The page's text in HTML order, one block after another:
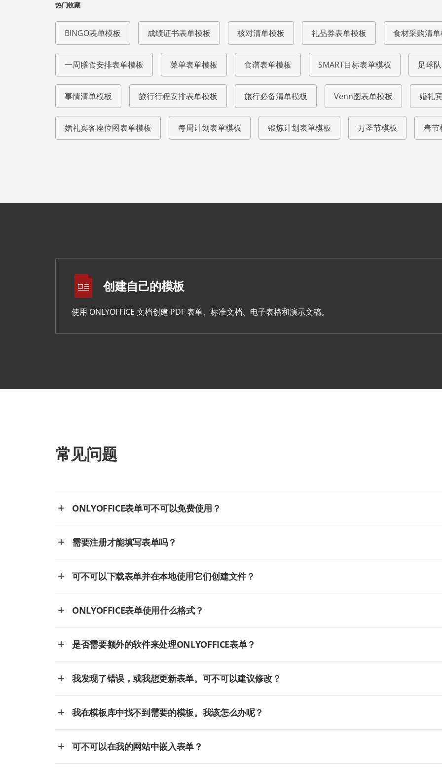
热门收藏
BINGO表单模板 成绩证书表单模板 核对清单模板 礼品券表单模板 食材采购清
一周膳食安排表单模板 菜单表单模板 食谱表单模板 SMART目标表单模板 足球
事情清单模板 旅行行程安排表单模板 旅行必备清单模板 Venn图表单模板 婚礼
婚礼宾客座位图表单模板 每周计划表单模板 锻炼计划表单模板 万圣节模板 春节
创建自己的模板
使用 ONLYOFFICE 文档创建 PDF 表单、标准文档、电子表格和演示文稿。
常见问题
ONLYOFFICE表单可不可以免费使用？
需要注册才能填写表单吗？
可不可以下载表单并在本地使用它们创建文件？
ONLYOFFICE表单使用什么格式？
是否需要额外的软件来处理ONLYOFFICE表单？
我发现了错误，或我想更新表单。可不可以建议修改？
我在模板库中找不到需要的模板。我该怎么办呢？
可不可以在我的网站中嵌入表单？